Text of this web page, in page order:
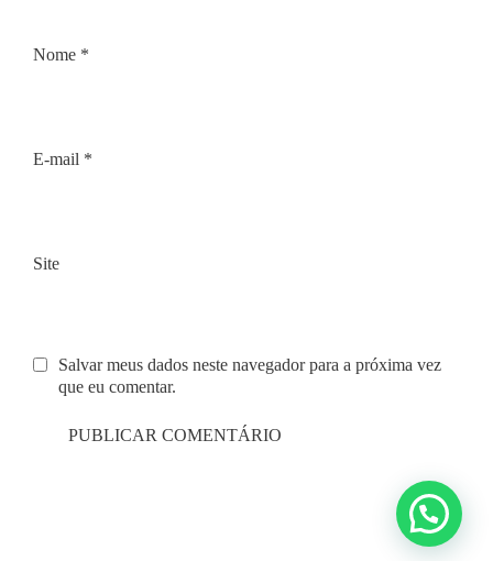
Nome *
E-mail *
Site
Salvar meus dados neste navegador para a próxima vez
que eu comentar.